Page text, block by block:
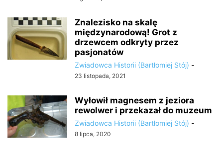
Znalezisko na skalę
międzynarodową! Grot z
drzewcem odkryty przez
pasjonatów
Zwiadowca Historii (Bartłomiej Stój) -
23 listopada, 2021
Wyłowił magnesem z jeziora
rewolwer i przekazał do muzeum
Zwiadowca Historii (Bartłomiej Stój) -
8 lipca, 2020